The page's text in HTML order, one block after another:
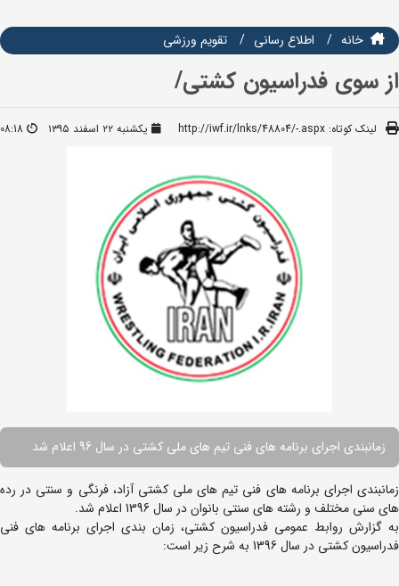
خانه اطلاع رسانی تقويم ورزشي
از سوی فدراسیون کشتی/
لینک کوتاه: http://iwf.ir/lnks/48804/-.aspx یکشنبه ۲۲ اسفند ۱۳۹۵ 08:18
زمانبندی اجرای برنامه های فنی تیم های ملی کشتی در سال 96 اعلام شد
زمانبندی اجرای برنامه های فنی تیم های ملی کشتی آزاد، فرنگی و سنتی در رده
های سنی مختلف و رشته های سنتی بانوان در سال 1396 اعلام شد.
به گزارش روابط عمومی فدراسیون کشتی، زمان بندی اجرای برنامه های فنی
فدراسیون کشتی در سال 1396 به شرح زیر است: